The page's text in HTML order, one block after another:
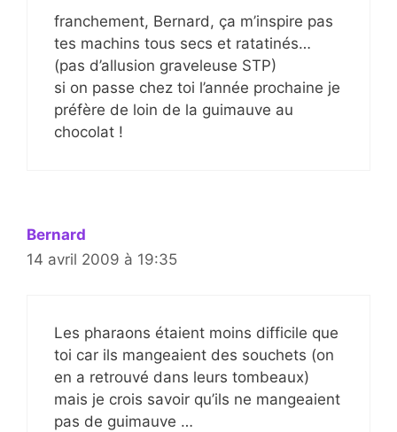
franchement, Bernard, ça m’inspire pas
tes machins tous secs et ratatinés…
(pas d’allusion graveleuse STP)
si on passe chez toi l’année prochaine je
préfère de loin de la guimauve au
chocolat !
Bernard
14 avril 2009 à 19:35
Les pharaons étaient moins difficile que
toi car ils mangeaient des souchets (on
en a retrouvé dans leurs tombeaux)
mais je crois savoir qu’ils ne mangeaient
pas de guimauve …